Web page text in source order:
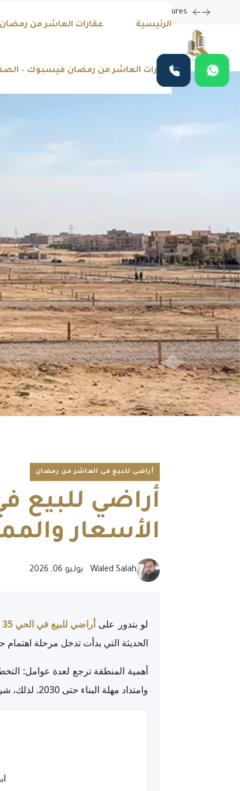
with Our Latest Listings and Personalized Services!
الرئيسية عقارات العاشر من رمضان
عقارات العاشر من رمضان فيسبوك –
أراضى للبيع فى العاشر من رمضان
الأسعار
Waled Salah يوليو 06, 2026
لو بتدور علىأراضي للبيع في الحي 35 و36 العاشر من رمضان
الحديثة التي بدأت تدخل مرحلة
وامتداد مهلة البناء حتى 2030. لذلك، شراء أرض هنا يحتاج دراسة واضحة للسعر والموقع والأوراق قبل اتخاذ القرار.